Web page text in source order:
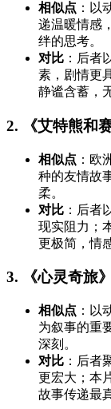
相似点 ：以
递温暖情感
绊的思考。
对比 ：后者
素，剧情更
静谧含蓄，
2. 《艾特熊和
相似点 ：欧
种的友情故
柔。
对比 ：后者
现实阻力；
更极简，情
3. 《心灵奇旅
相似点 ：以
为叙事的重
深刻。
对比 ：后者
更宏大；本
故事传递最